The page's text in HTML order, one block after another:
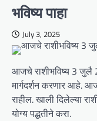
भविष्य पाहा
July 3, 2025
आजचे राशीभविष्य 3 जुलै
मार्गदर्शन करणार आहे.
राहील. खाली दिलेल्या
योग्य पद्धतीने करा.